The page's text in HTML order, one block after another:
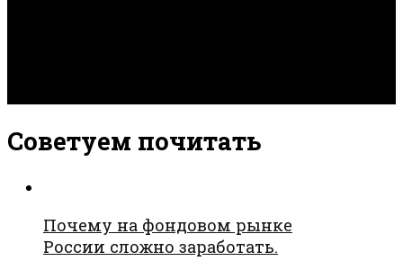
Советуем почитать
Почему на фондовом рынке
России сложно заработать.